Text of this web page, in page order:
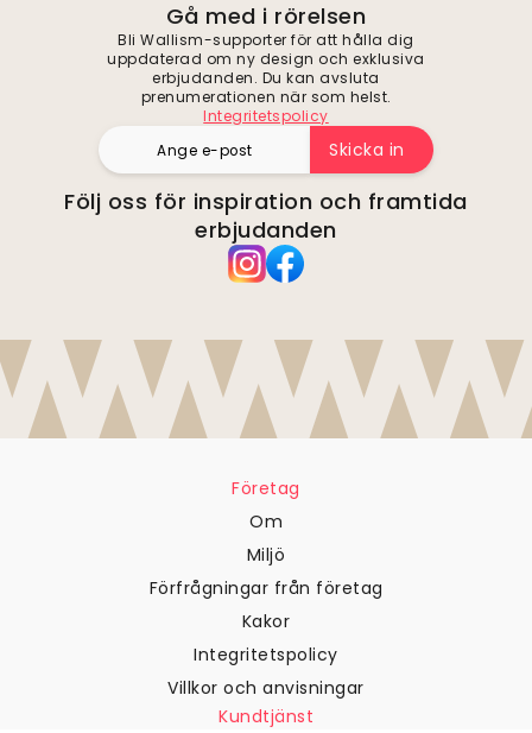
Gå med i rörelsen
Bli Wallism-supporter för att hålla dig
uppdaterad om ny design och exklusiva
erbjudanden. Du kan avsluta
prenumerationen när som helst.
Integritetspolicy
Skicka in
Följ oss för inspiration och framtida
erbjudanden
Företag
Om
Miljö
Förfrågningar från företag
Kakor
Integritetspolicy
Villkor och anvisningar
Kundtjänst